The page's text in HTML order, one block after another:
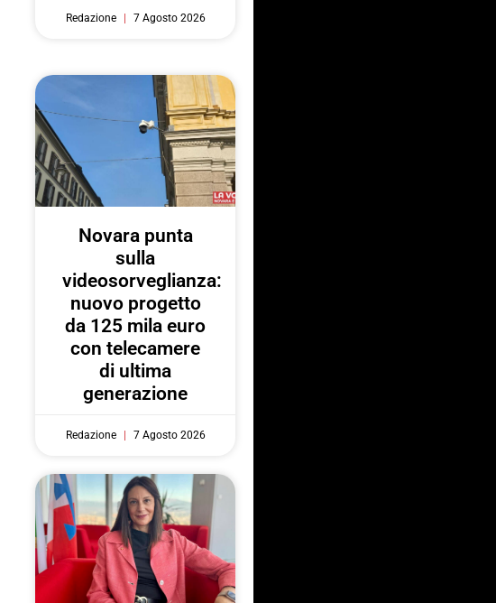
Redazione 7 Agosto 2026
Novara punta
sulla
videosorveglianza:
nuovo progetto
da 125 mila euro
con telecamere
di ultima
generazione
Redazione 7 Agosto 2026